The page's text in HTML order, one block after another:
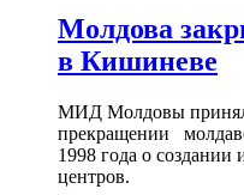
Молдова
в Кишиневе
МИД Молдовы принял
прекращении
1998 года о
центров.